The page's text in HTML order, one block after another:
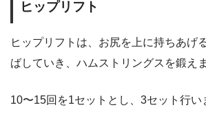
ヒップリフト
ヒップリフトは、お尻を上に持ちあげ
ばしていき、ハムストリングスを鍛えま
10〜15回を1セットとし、3セット行い